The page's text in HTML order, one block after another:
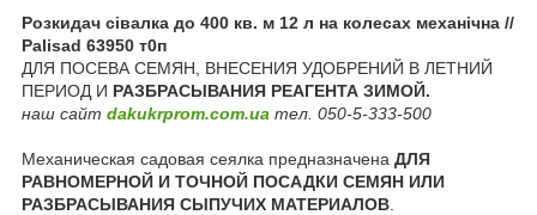
Розкидач сівалка до 400 кв. м 12 л на колесах механічна //
Palisad 63950 т0п
ДЛЯ ПОСЕВА СЕМЯН, ВНЕСЕНИЯ УДОБРЕНИЙ В ЛЕТНИЙ
ПЕРИОД И РАЗБРАСЫВАНИЯ РЕАГЕНТА ЗИМОЙ.
наш сайт dakukrprom.com.ua тел. 050-5-333-500
Механическая садовая сеялка предназначена ДЛЯ
РАВНОМЕРНОЙ И ТОЧНОЙ ПОСАДКИ СЕМЯН ИЛИ
РАЗБРАСЫВАНИЯ СЫПУЧИХ МАТЕРИАЛОВ